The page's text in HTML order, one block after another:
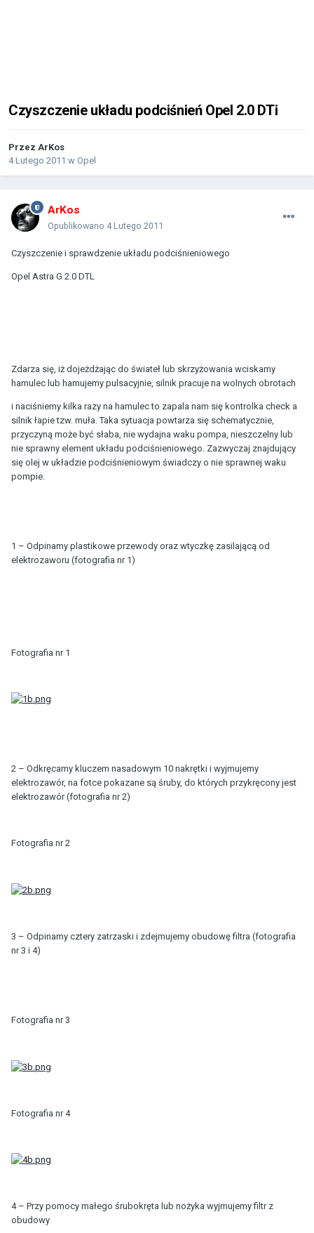
Czyszczenie układu podciśnień Opel 2.0 DTi
Przez ArKos
4 Lutego 2011 w Opel
ArKos
Opublikowano 4 Lutego 2011
Czyszczenie i sprawdzenie układu podciśnieniowego
Opel Astra G 2.0 DTL
Zdarza się, iż dojeżdżając do świateł lub skrzyżowania wciskamy
hamulec lub hamujemy pulsacyjnie, silnik pracuje na wolnych obrotach
i naciśniemy kilka razy na hamulec to zapala nam się kontrolka check a
silnik łapie tzw. muła. Taka sytuacja powtarza się schematycznie,
przyczyną może być słaba, nie wydajna waku pompa, nieszczelny lub
nie sprawny element układu podciśnieniowego. Zazwyczaj znajdujący
się olej w układzie podciśnieniowym świadczy o nie sprawnej waku
pompie.
1 – Odpinamy plastikowe przewody oraz wtyczkę zasilającą od
elektrozaworu (fotografia nr 1)
Fotografia nr 1
2 – Odkręcamy kluczem nasadowym 10 nakrętki i wyjmujemy
elektrozawór, na fotce pokazane są śruby, do których przykręcony jest
elektrozawór (fotografia nr 2)
Fotografia nr 2
3 – Odpinamy cztery zatrzaski i zdejmujemy obudowę filtra (fotografia
nr 3 i 4)
Fotografia nr 3
Fotografia nr 4
4 – Przy pomocy małego śrubokręta lub nożyka wyjmujemy filtr z
obudowy